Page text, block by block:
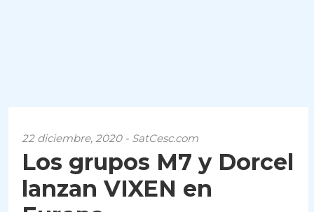
22 diciembre, 2020 - SatCesc.com
Los grupos M7 y Dorcel
lanzan VIXEN en